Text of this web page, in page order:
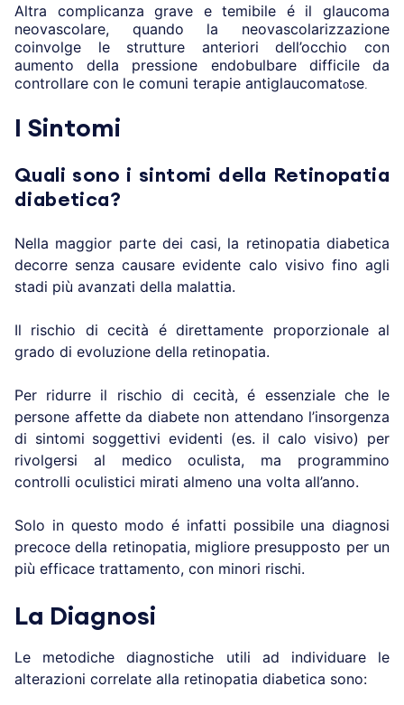
Altra complicanza grave e temibile é il glaucoma
neovascolare, quando la neovascolarizzazione
coinvolge le strutture anteriori dell’occhio con
aumento della pressione endobulbare difficile da
controllare con le comuni terapie antiglaucomatose
I Sintomi
Quali sono i sintomi della Retinopatia
diabetica?
Nella maggior parte dei casi, la retinopatia diabetica
decorre senza causare evidente calo visivo fino agli
stadi più avanzati della malattia.
Il rischio di cecità é direttamente proporzionale al
grado di evoluzione della retinopatia.
Per ridurre il rischio di cecità, é essenziale che le
persone affette da diabete non attendano l’insorgenza
di sintomi soggettivi evidenti (es. il calo visivo) per
rivolgersi al medico oculista, ma programmino
controlli oculistici mirati almeno una volta all’anno.
Solo in questo modo é infatti possibile una diagnosi
precoce della retinopatia, migliore presupposto per un
più efficace trattamento, con minori rischi.
La Diagnosi
Le metodiche diagnostiche utili ad individuare le
alterazioni correlate alla retinopatia diabetica sono: